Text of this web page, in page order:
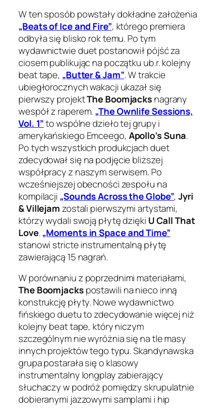
W ten sposób powstały dokładne założenia
„Beats of Ice and Fire”, którego premiera
odbyła się blisko rok temu. Po tym
wydawnictwie duet postanowił pójść za
ciosem publikując na początku ub.r. kolejny
beat tape, „Butter & Jam”. W trakcie
ubiegłorocznych wakacji ukazał się
pierwszy projektThe Boomjacksnagrany
wespół z raperem. „The Ownlife Sessions,
Vol. 1”to wspólne dzieło tej grupy i
amerykańskiego Emceego, Apollo’s Suna.
Po tych wszystkich produkcjach duet
zdecydował się na podjęcie bliższej
współpracy z naszym serwisem. Po
wcześniejszej obecności zespołu na
kompilacji „Sounds Across the Globe”,Jyri
& Villejamzostali pierwszymi artystami,
którzy wydali swoją płytę dzięki U Call That
Love.„Moments in Space and Time”
stanowi stricte instrumentalną płytę
zawierającą 15 nagrań.
W porównaniu z poprzednimi materiałami,
The Boomjackspostawili na nieco inną
konstrukcję płyty. Nowe wydawnictwo
fińskiego duetu to zdecydowanie więcej niż
kolejny beat tape, który niczym
szczególnym nie wyróżnia się na tle masy
innych projektów tego typu. Skandynawska
grupa postarała się o klasowy
instrumentalny longplay zabierający
słuchaczy w podróż pomiędzy skrupulatnie
dobieranymi jazzowymi samplami i hip